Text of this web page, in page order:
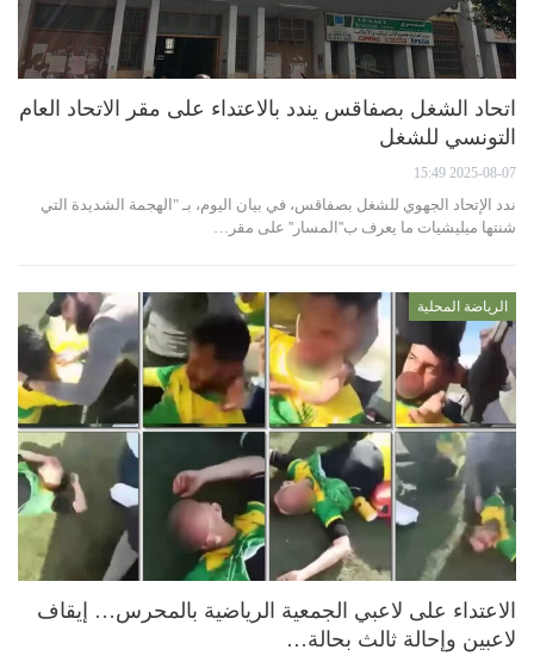
اتحاد الشغل بصفاقس يندد بالاعتداء على مقر الاتحاد العام
التونسي للشغل
2025-08-07 15:49
ندد الإتحاد الجهوي للشغل بصفاقس، في بيان اليوم، بـ "الهجمة الشديدة التي
شنتها ميليشيات ما يعرف ب''المسار'' على مقر…
الرياضة المحلية
الاعتداء على لاعبي الجمعية الرياضية بالمحرس… إيقاف
لاعبين وإحالة ثالث بحالة…